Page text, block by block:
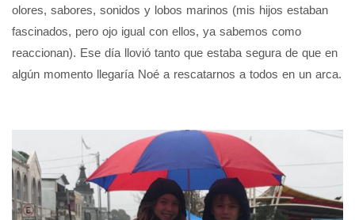
olores, sabores, sonidos y lobos marinos (mis hijos estaban
fascinados, pero ojo igual con ellos, ya sabemos como
reaccionan). Ese día llovió tanto que estaba segura de que en
algún momento llegaría Noé a rescatarnos a todos en un arca.